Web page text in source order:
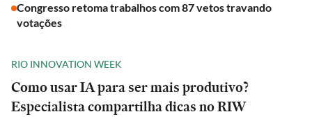
Congresso retoma trabalhos com 87 vetos travando
votações
RIO INNOVATION WEEK
Como usar IA para ser mais produtivo?
Especialista compartilha dicas no RIW